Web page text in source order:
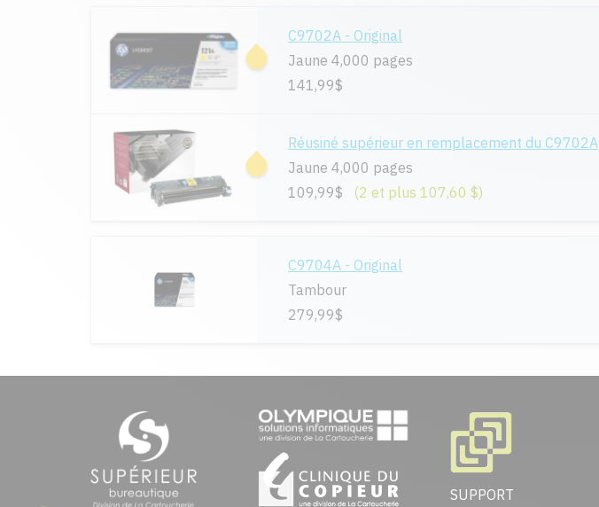
C9702A - Original
Jaune 4,000 pages
141,99$
Réusiné supérieur en remplacement du C9702A
Jaune 4,000 pages
109,99$
(2 et plus 107,60 $)
C9704A - Original
Tambour
279,99$
SUPPORT